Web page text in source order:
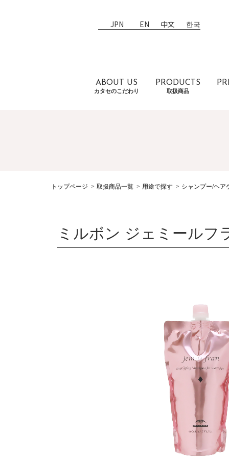
JPN EN 中文 한국
ABOUT US
カタセのこだわり
PRODUCTS
取扱商品
トップページ 取扱商品一覧 用途で探す シャンプー/ヘア
ミルボン ジェミールフ